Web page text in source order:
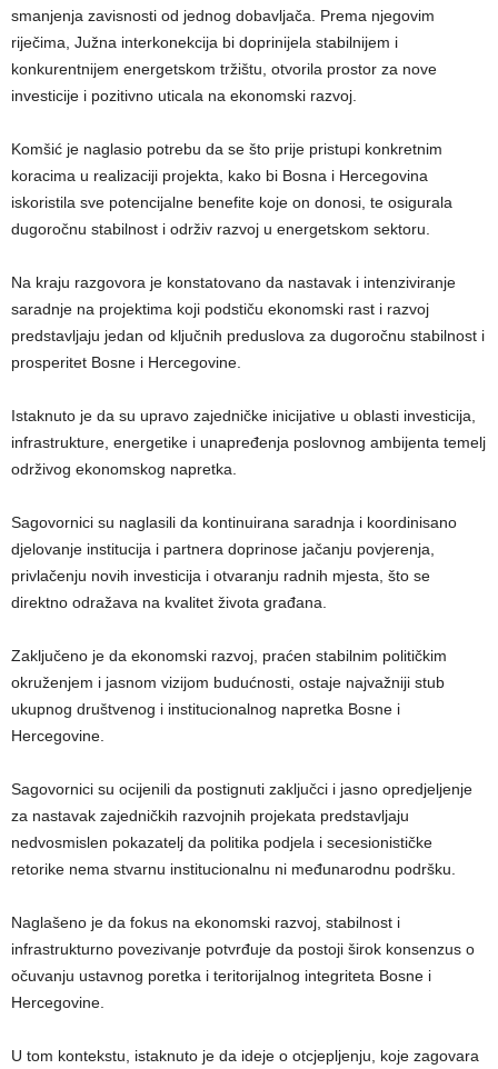
smanjenja zavisnosti od jednog dobavljača. Prema njegovim
riječima, Južna interkonekcija bi doprinijela stabilnijem i
konkurentnijem energetskom tržištu, otvorila prostor za nove
investicije i pozitivno uticala na ekonomski razvoj.
Komšić je naglasio potrebu da se što prije pristupi konkretnim
koracima u realizaciji projekta, kako bi Bosna i Hercegovina
iskoristila sve potencijalne benefite koje on donosi, te osigurala
dugoročnu stabilnost i održiv razvoj u energetskom sektoru.
Na kraju razgovora je konstatovano da nastavak i intenziviranje
saradnje na projektima koji podstiču ekonomski rast i razvoj
predstavljaju jedan od ključnih preduslova za dugoročnu stabilnost i
prosperitet Bosne i Hercegovine.
Istaknuto je da su upravo zajedničke inicijative u oblasti investicija,
infrastrukture, energetike i unapređenja poslovnog ambijenta temelj
održivog ekonomskog napretka.
Sagovornici su naglasili da kontinuirana saradnja i koordinisano
djelovanje institucija i partnera doprinose jačanju povjerenja,
privlačenju novih investicija i otvaranju radnih mjesta, što se
direktno odražava na kvalitet života građana.
Zaključeno je da ekonomski razvoj, praćen stabilnim političkim
okruženjem i jasnom vizijom budućnosti, ostaje najvažniji stub
ukupnog društvenog i institucionalnog napretka Bosne i
Hercegovine.
Sagovornici su ocijenili da postignuti zaključci i jasno opredjeljenje
za nastavak zajedničkih razvojnih projekata predstavljaju
nedvosmislen pokazatelj da politika podjela i secesionističke
retorike nema stvarnu institucionalnu ni međunarodnu podršku.
Naglašeno je da fokus na ekonomski razvoj, stabilnost i
infrastrukturno povezivanje potvrđuje da postoji širok konsenzus o
očuvanju ustavnog poretka i teritorijalnog integriteta Bosne i
Hercegovine.
U tom kontekstu, istaknuto je da ideje o otcjepljenju, koje zagovara